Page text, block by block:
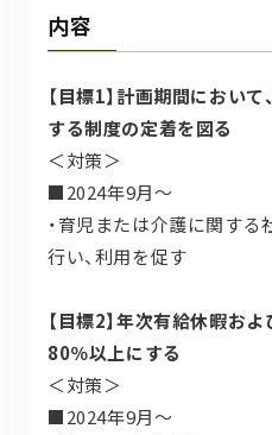
内容
【目標1】計画期間におい
する制度の定着を図る
＜対策＞
■2024年9月～
・育児または介護に関す
行い、利用を促す
【目標2】年次有給休暇お
80％以上にする
＜対策＞
■2024年9月～